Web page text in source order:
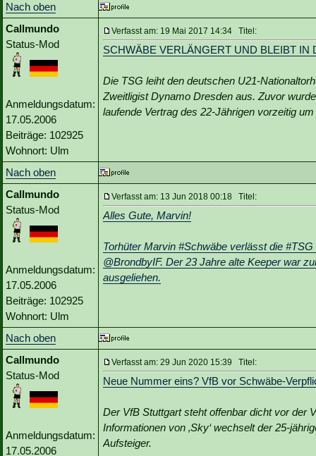
Nach oben
Callmundo
Status-Mod
Anmeldungsdatum:
17.05.2006
Beiträge: 102925
Wohnort: Ulm
Verfasst am: 19 Mai 2017 14:34 Titel:
SCHWÄBE VERLÄNGERT UND BLEIBT IN
Die TSG leiht den deutschen U21-
Zweitligist Dynamo Dresden aus. Zuvor
laufende Vertrag des 22-Jährigen vorzeitig
Nach oben
Callmundo
Status-Mod
Anmeldungsdatum:
17.05.2006
Beiträge: 102925
Wohnort: Ulm
Verfasst am: 13 Jun 2018 00:18 Titel:
Alles Gute, Marvin!
Torhüter Marvin #Schwäbe verlässt die
@BrondbyIF. Der 23 Jahre alte Keeper war
ausgeliehen.
Nach oben
Callmundo
Status-Mod
Anmeldungsdatum:
17.05.2006
Verfasst am: 29 Jun 2020 15:39 Titel:
Neue Nummer eins? VfB vor Schwäbe-
Der VfB Stuttgart steht offenbar dicht vor der
Informationen von ‚Sky‘ wechselt der 25-
Aufsteiger.